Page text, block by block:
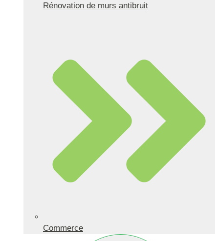
Rénovation de murs antibruit
Commerce